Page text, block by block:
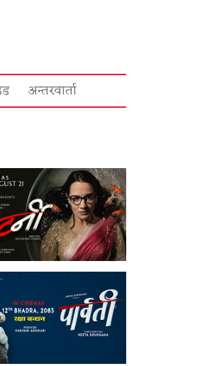
अन्तरवार्ता